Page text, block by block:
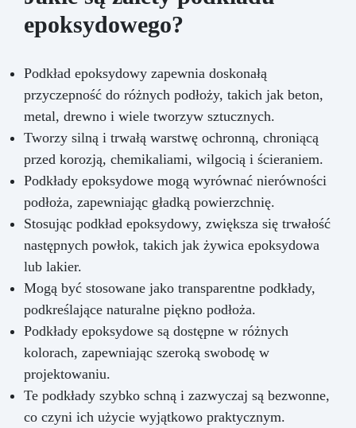
epoksydowego?
Podkład epoksydowy zapewnia doskonałą
przyczepność do różnych podłoży, takich jak beton,
metal, drewno i wiele tworzyw sztucznych.
Tworzy silną i trwałą warstwę ochronną, chroniącą
przed korozją, chemikaliami, wilgocią i ścieraniem.
Podkłady epoksydowe mogą wyrównać nierówności
podłoża, zapewniając gładką powierzchnię.
Stosując podkład epoksydowy, zwiększa się trwałość
następnych powłok, takich jak żywica epoksydowa
lub lakier.
Mogą być stosowane jako transparentne podkłady,
podkreślające naturalne piękno podłoża.
Podkłady epoksydowe są dostępne w różnych
kolorach, zapewniając szeroką swobodę w
projektowaniu.
Te podkłady szybko schną i zazwyczaj są bezwonne,
co czyni ich użycie wyjątkowo praktycznym.